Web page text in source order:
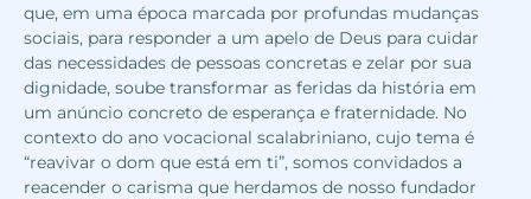
que, em uma época marcada por profundas mudanças
sociais, para responder a um apelo de Deus para cuidar
das necessidades de pessoas concretas e zelar por sua
dignidade, soube transformar as feridas da história em
um anúncio concreto de esperança e fraternidade. No
contexto do ano vocacional scalabriniano, cujo tema é
“reavivar o dom que está em ti”, somos convidados a
reacender o carisma que herdamos de nosso fundador